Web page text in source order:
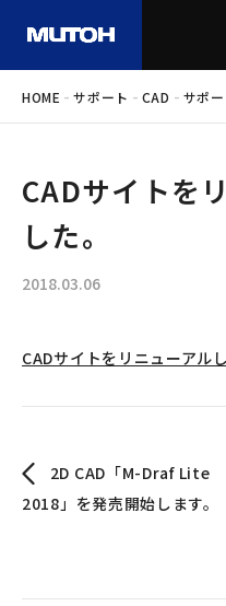
HOME -サポート - CAD - サポ
CADサイトを
した。
2018.03.06
CADサイトをリニューアル
2D CAD「M-Draf Lite
2018」を発売開始します。